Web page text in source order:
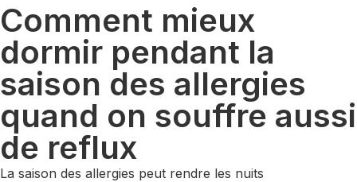
Comment mieux
dormir pendant la
saison des allergies
quand on souffre aussi
de reflux
La saison des allergies peut rendre les nuits